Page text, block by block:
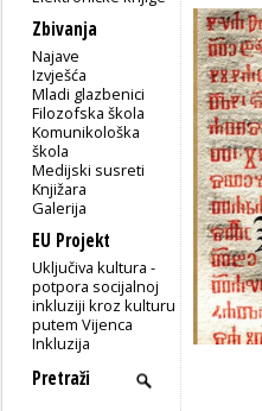
Zbivanja
Najave
Izvješća
Mladi glazbenici
Filozofska škola
Komunikološka
škola
Medijski susreti
Knjižara
Galerija
EU Projekt
Uključiva kultura -
potpora socijalnoj
inkluziji kroz kulturu
putem Vijenca
Inkluzija